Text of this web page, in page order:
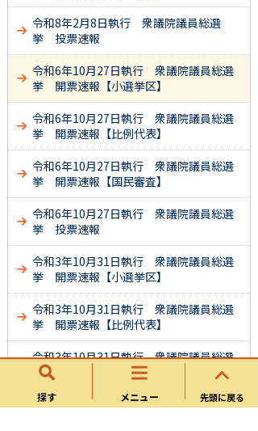
探す メニュー 先頭に戻る
令和8年2月8日執行 衆議院議員総選
挙 投票速報
令和6年10月27日執行 衆議院議員総選
挙 開票速報【小選挙区】
令和6年10月27日執行 衆議院議員総選
挙 開票速報【比例代表】
令和6年10月27日執行 衆議院議員総選
挙 開票速報【国民審査】
令和6年10月27日執行 衆議院議員総選
挙 投票速報
令和3年10月31日執行 衆議院議員総選
挙 開票速報【小選挙区】
令和3年10月31日執行 衆議院議員総選
挙 開票速報【比例代表】
令和3年10月31日執行 衆議院議員総選
挙 開票速報【国民審査】
令和3年10月31日執行 衆議院議員総選